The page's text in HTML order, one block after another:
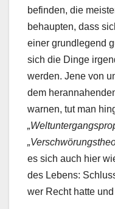
befinden, die
behaupten, dass
einer grundlegend
sich die Dinge
werden. Jene von
dem
warnen, tut man
es sich auch hier
des Lebens:
wer Recht hatte